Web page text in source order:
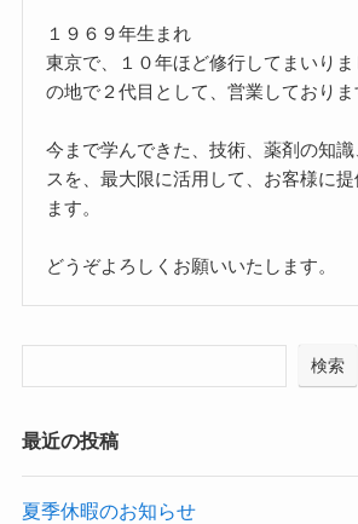
１９６９年生まれ
東京で、１０年ほど修行してまいりま
の地で２代目として、営業しておりま
今まで学んできた、技術、薬剤の知
スを、最大限に活用して、お客様に
ます。
どうぞよろしくお願いいたします。
検索
最近の投稿
夏季休暇のお知らせ